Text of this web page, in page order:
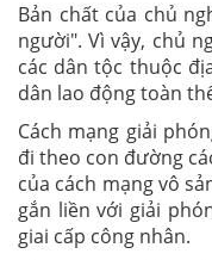
Bản chất của chủ
người". Vì vậy, chủ
các dân tộc thuộc
dân lao động toàn
Cách mạng giải
đi theo con đường
của cách mạng vô
gắn liền với giải
giai cấp công nhân.